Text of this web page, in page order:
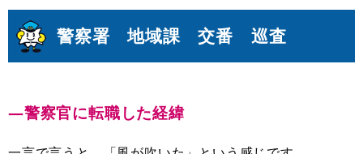
警察署 地域課 交番 巡査
―警察官に転職した経緯